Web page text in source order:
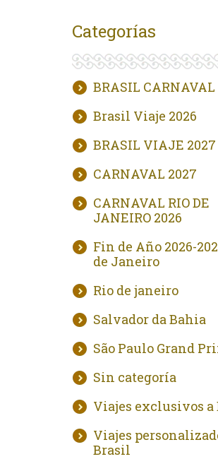
Categorías
BRASIL CARNAVAL
Brasil Viaje 2026
BRASIL VIAJE 2027
CARNAVAL 2027
CARNAVAL RIO DE
JANEIRO 2026
Fin de Año 2026-
de Janeiro
Rio de janeiro
Salvador da Bahia
São Paulo Grand
Sin categoría
Viajes exclusivos a
Viajes
Brasil